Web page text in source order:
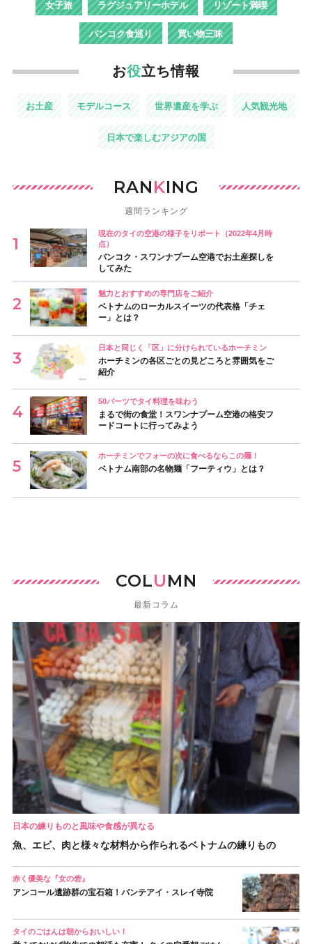
女子旅 ラグジュアリーホテル リゾート満喫
バンコク食巡り 買い物三昧
お役立ち情報
お土産 モデルコース 世界遺産を学ぶ 人気観光地
日本で楽しむアジアの国
RANKING
週間ランキング
現在のタイの空港の様子をリポート（2022年4月時
点）
バンコク・スワンナプーム空港でお土産探しを
してみた
魅力とおすすめの専門店をご紹介
ベトナムのローカルスイーツの代表格「チェ
ー」とは？
日本と同じく「区」に分けられているホーチミン
ホーチミンの各区ごとの見どころと雰囲気をご
紹介
50バーツでタイ料理を味わう
まるで街の食堂！スワンナプーム空港の格安フ
ードコートに行ってみよう
ホーチミンでフォーの次に食べるならこの麺！
ベトナム南部の名物麺「フーティウ」とは？
COLUMN
最新コラム
日本の練りものと風味や食感が異なる
魚、エビ、肉と様々な材料から作られるベトナムの練りもの
赤く優美な『女の砦』
アンコール遺跡群の宝石箱！バンテアイ・スレイ寺院
タイのごはんは朝からおいしい！